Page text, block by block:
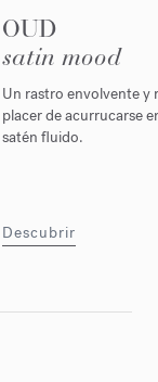
OUD
satin mood
Un rastro envolvente y
placer de acurrucarse
satén fluido.
Descubrir